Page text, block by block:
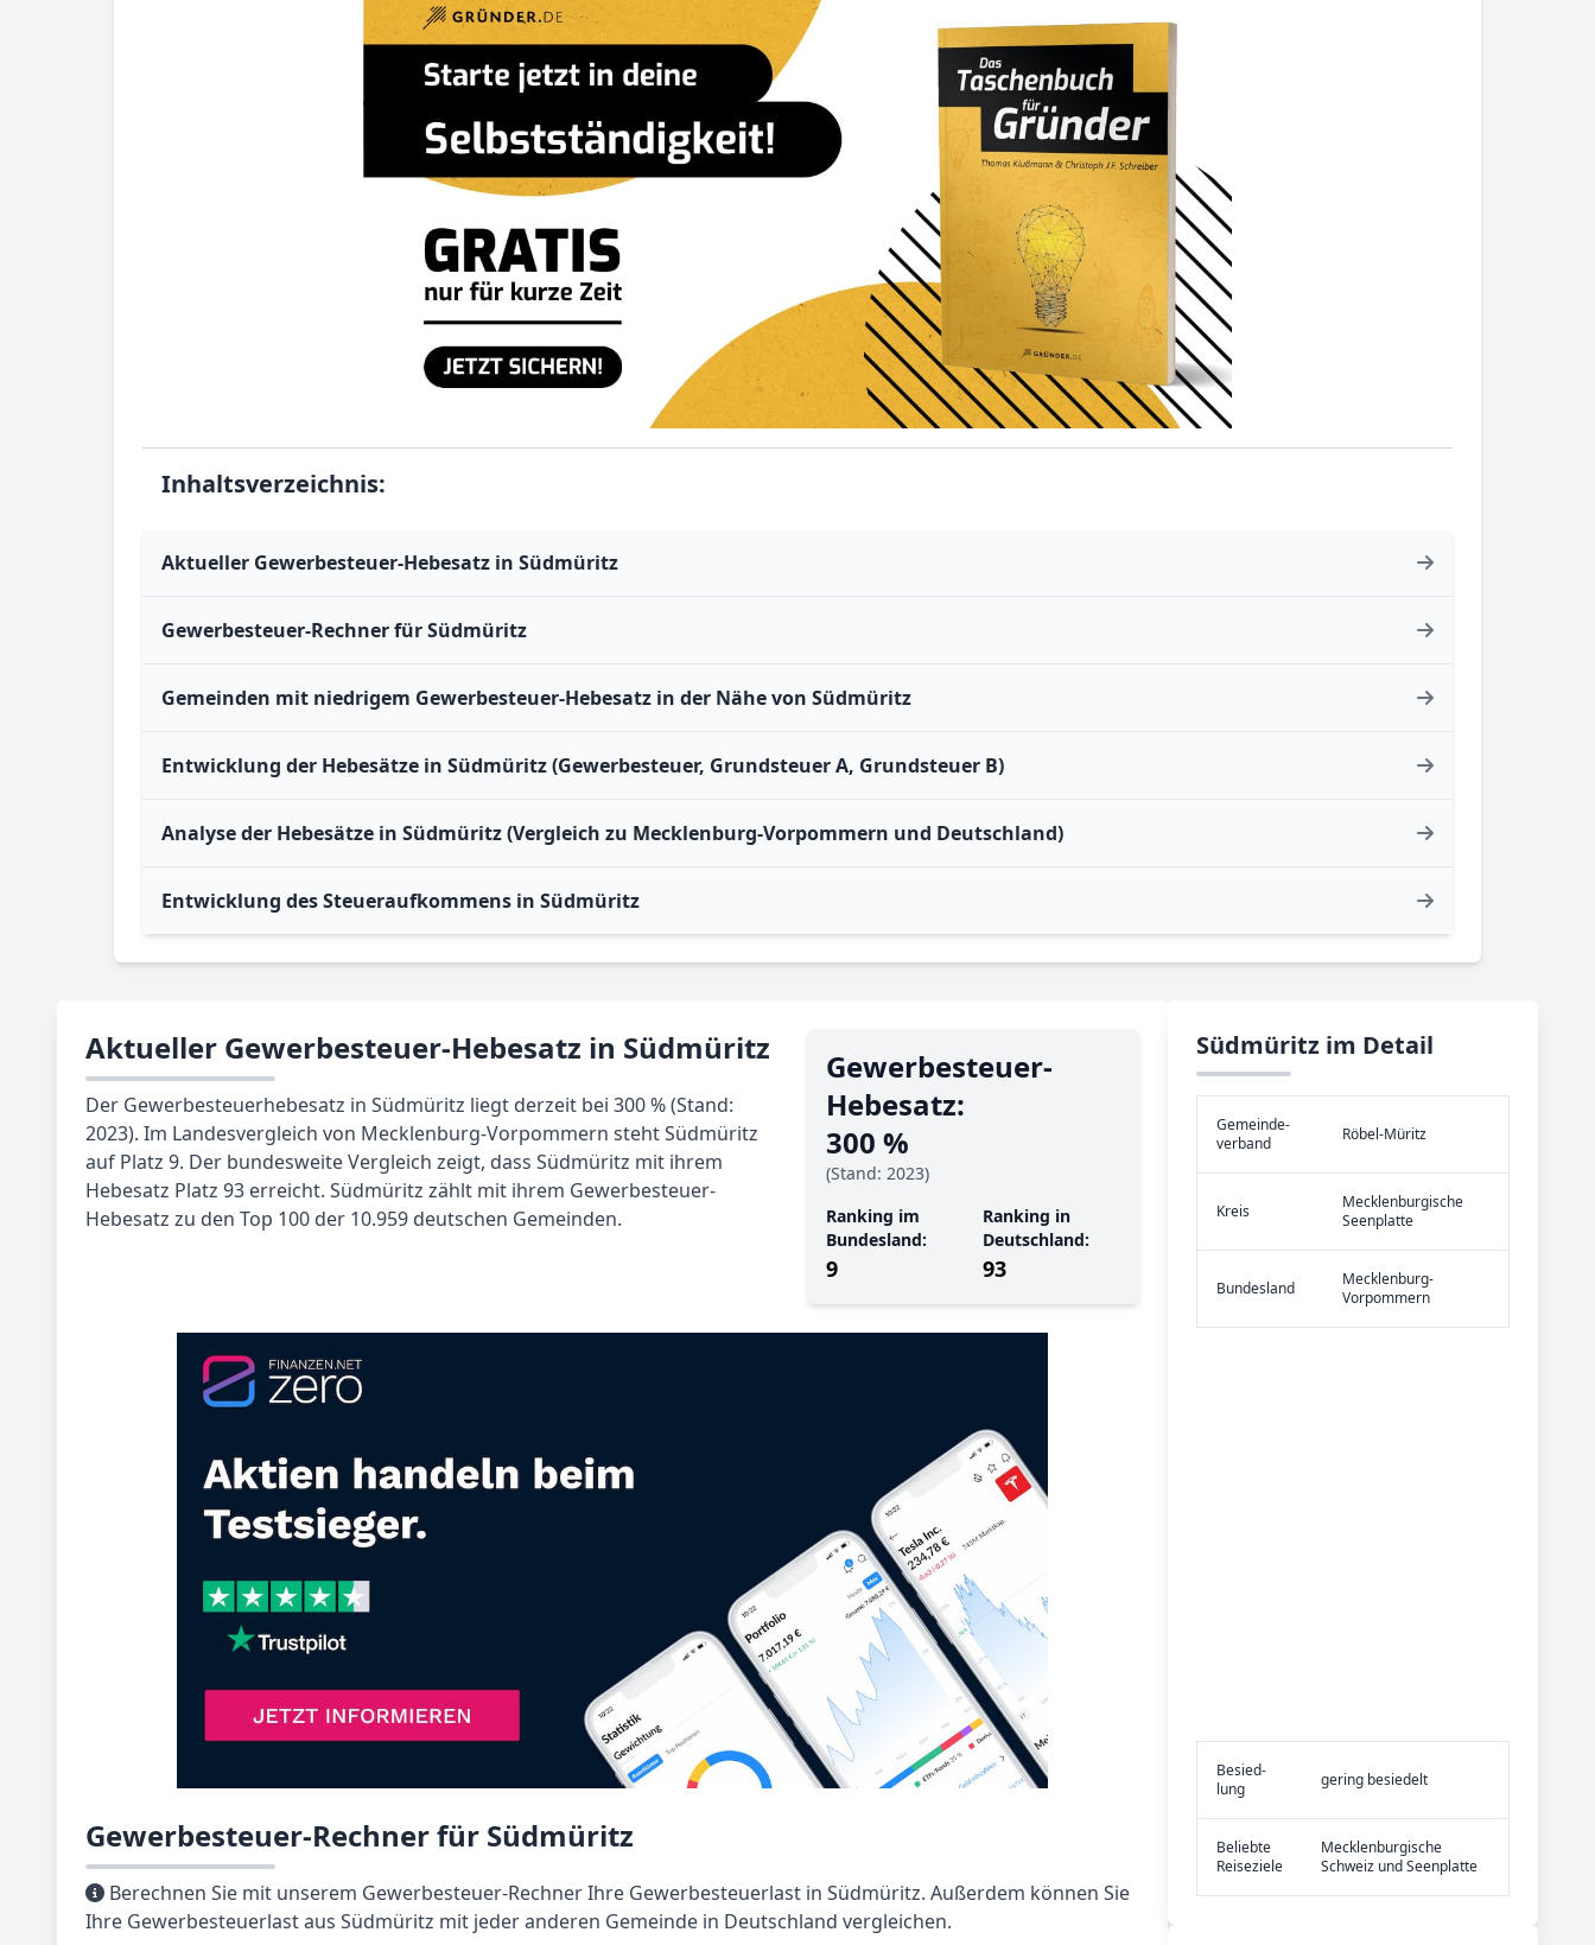
Inhaltsverzeichnis:
Aktueller Gewerbesteuer-Hebesatz in Südmüritz
Gewerbesteuer-Rechner für Südmüritz
Gemeinden mit niedrigem Gewerbesteuer-Hebesatz in der Nähe von Südmüritz
Entwicklung der Hebesätze in Südmüritz (Gewerbesteuer, Grundsteuer A, Grundsteuer B)
Analyse der Hebesätze in Südmüritz (Vergleich zu Mecklenburg-Vorpommern und Deutschland)
Entwicklung des Steueraufkommens in Südmüritz
Aktueller Gewerbesteuer-Hebesatz in Südmüritz
Der Gewerbesteuerhebesatz in Südmüritz liegt derzeit bei 300 % (Stand:
2023). Im Landesvergleich von Mecklenburg-Vorpommern steht Südmüritz
auf Platz 9. Der bundesweite Vergleich zeigt, dass Südmüritz mit ihrem
Hebesatz Platz 93 erreicht. Südmüritz zählt mit ihrem Gewerbesteuer-
Hebesatz zu den Top 100 der 10.959 deutschen Gemeinden.
Gewerbe­steuer-
Hebe­satz:
300 %
(Stand: 2023)
Ranking im
Bundesland:
9
Ranking in
Deutschland:
93
Gewerbesteuer-Rechner für Südmüritz
Berechnen Sie mit unserem Gewerbesteuer-Rechner Ihre Gewerbesteuerlast in Südmüritz. Außerdem können Sie
Ihre Gewerbesteuerlast aus Südmüritz mit jeder anderen Gemeinde in Deutschland vergleichen.
Südmüritz im Detail
Gemeinde­
verband
Röbel-Müritz
Kreis
Mecklenburgische
Seenplatte
Bundes­land
Mecklenburg-
Vorpommern
Be­sied­
lung
gering besiedelt
Be­lieb­te
Rei­se­zie­le
Mecklenburgische
Schweiz und Seenplatte